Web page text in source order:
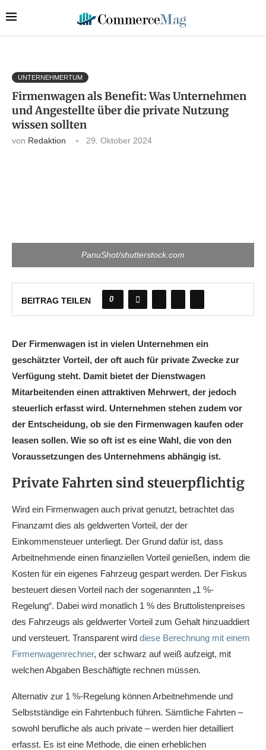
UNTERNEHMERTUM
Firmenwagen als Benefit: Was Unternehmen
und Angestellte über die private Nutzung
wissen sollten
von Redaktion 29. Oktober 2024
PanuShot/shutterstock.com
BEITRAG TEILEN 0
Der Firmenwagen ist in vielen Unternehmen ein
geschätzter Vorteil, der oft auch für private Zwecke zur
Verfügung steht. Damit bietet der Dienstwagen
Mitarbeitenden einen attraktiven Mehrwert, der jedoch
steuerlich erfasst wird. Unternehmen stehen zudem vor
der Entscheidung, ob sie den Firmenwagen kaufen oder
leasen sollen. Wie so oft ist es eine Wahl, die von den
Voraussetzungen des Unternehmens abhängig ist.
Private Fahrten sind steuerpflichtig
Wird ein Firmenwagen auch privat genutzt, betrachtet das
Finanzamt dies als geldwerten Vorteil, der der
Einkommensteuer unterliegt. Der Grund dafür ist, dass
Arbeitnehmende einen finanziellen Vorteil genießen, indem die
Kosten für ein eigenes Fahrzeug gespart werden. Der Fiskus
besteuert diesen Vorteil nach der sogenannten „1 %-
Regelung“. Dabei wird monatlich 1 % des Bruttolistenpreises
des Fahrzeugs als geldwerter Vorteil zum Gehalt hinzuaddiert
und versteuert. Transparent wird diese Berechnung mit einem
Firmenwagenrechner, der schwarz auf weiß aufzeigt, mit
welchen Abgaben Beschäftigte rechnen müssen.
Alternativ zur 1 %-Regelung können Arbeitnehmende und
Selbstständige ein Fahrtenbuch führen. Sämtliche Fahrten –
sowohl berufliche als auch private – werden hier detailliert
erfasst. Es ist eine Methode, die einen erheblichen